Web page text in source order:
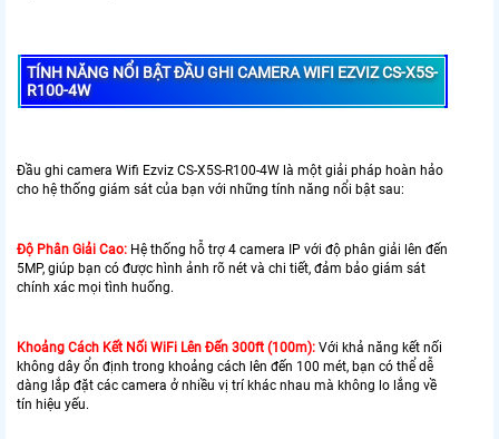
TÍNH NĂNG NỔI BẬT ĐẦU GHI CAMERA WIFI EZVIZ CS-X5S-
R100-4W
Đầu ghi camera Wifi Ezviz CS-X5S-R100-4W là một giải pháp hoàn hảo
cho hệ thống giám sát của bạn với những tính năng nổi bật sau:
Độ Phân Giải Cao: Hệ thống hỗ trợ 4 camera IP với độ phân giải lên đến
5MP, giúp bạn có được hình ảnh rõ nét và chi tiết, đảm bảo giám sát
chính xác mọi tình huống.
Khoảng Cách Kết Nối WiFi Lên Đến 300ft (100m): Với khả năng kết nối
không dây ổn định trong khoảng cách lên đến 100 mét, bạn có thể dễ
dàng lắp đặt các camera ở nhiều vị trí khác nhau mà không lo lắng về
tín hiệu yếu.